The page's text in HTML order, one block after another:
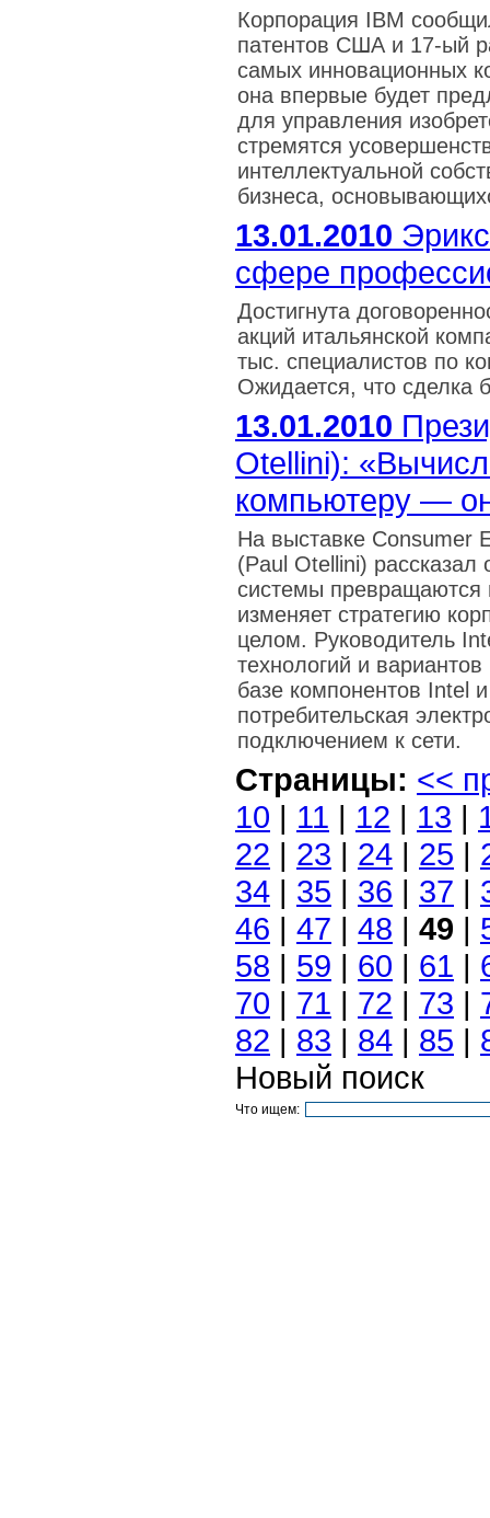
Корпорация IBM
патентов США и 17-ый
самых инновационных
она впервые будет
для управления
стремятся
интеллектуальной
бизнеса,
13.01.2010
сфере
Достигнута
акций итальянской
тыс. специалистов по
Ожидается, что сделка
13.01.2010
Otellini):
компьютеру —
На выставке Consumer
(Paul Otellini)
системы превращаются
изменяет стратегию
целом. Руководитель
технологий и
базе компонентов Intel
потребительская
подключением к сети.
Страницы: <<
10 | 11 | 12 | 13 |
22 | 23 | 24 | 25 |
34 | 35 | 36 | 37 |
46 | 47 | 48 | 49 |
58 | 59 | 60 | 61 |
70 | 71 | 72 | 73 |
82 | 83 | 84 | 85 |
Новый поиск
Что ищем: